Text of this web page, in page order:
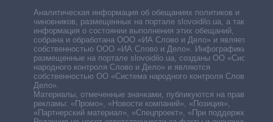
Аналитическая информация об обещаниях политиков и
чиновников, размещенных на портале slovoidilo.ua, а также
информация о состоянии выполнения этих обещаний,
собрана и обработана ООО «ИА Слово и Дело» и является
собственностью ООО «ИА Слово и Дело». Инфографики,
размещенные на портале slovoidilo.ua, созданы ОО «Система
народного контроля Слово и Дело» и являются
собственностью ОО «Система народного контроля Слово и
Дело».
Материалы, отмеченные значками, публикуются на правах
рекламы: «Промо», «Новости компаний», «Позиция»,
«Партнерский материал», «Спецпроект», «При поддержке».